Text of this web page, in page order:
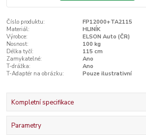
Číslo produktu:
FP12000+TA2115
Materiál:
HLINÍK
Výrobce:
ELSON Auto (ČR)
Nosnost:
100 kg
Délka tyčí:
115 cm
Zamykatelné:
Ano
T-drážka:
Ano
T-Adaptér na obrázku:
Pouze ilustrativní
Kompletní specifikace
Parametry